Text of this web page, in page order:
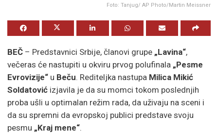
Foto: Tanjug/ AP Photo/Martin Meissner
BEČ – Predstavnici Srbije, članovi grupe „Lavina“,
večeras će nastupiti u okviru prvog polufinala „Pesme
Evrovizije“ u Beču. Rediteljka nastupa Milica Mikić
Soldatović izjavila je da su momci tokom poslednjih
proba ušli u optimalan režim rada, da uživaju na sceni i
da su spremni da evropskoj publici predstave svoju
pesmu „Kraj mene“.